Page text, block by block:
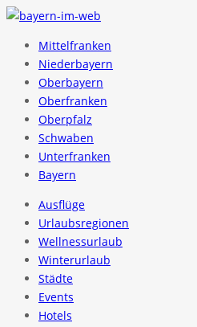
Mittelfranken
Niederbayern
Oberbayern
Oberfranken
Oberpfalz
Schwaben
Unterfranken
Bayern
Ausflüge
Urlaubsregionen
Wellnessurlaub
Winterurlaub
Städte
Events
Hotels